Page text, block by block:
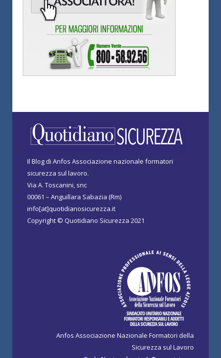
Il Blog di Anfos Associazione nazionale formatori
sicurezza sul lavoro.
Via A. Toscanini, snc
00061 – Anguillara Sabazia (Rm)
info[at]quotidianosicurezza.it
Copyright © Quotidiano Sicurezza 2021
Anfos Associazione Nazionale Formatori della
Sicurezza sul Lavoro